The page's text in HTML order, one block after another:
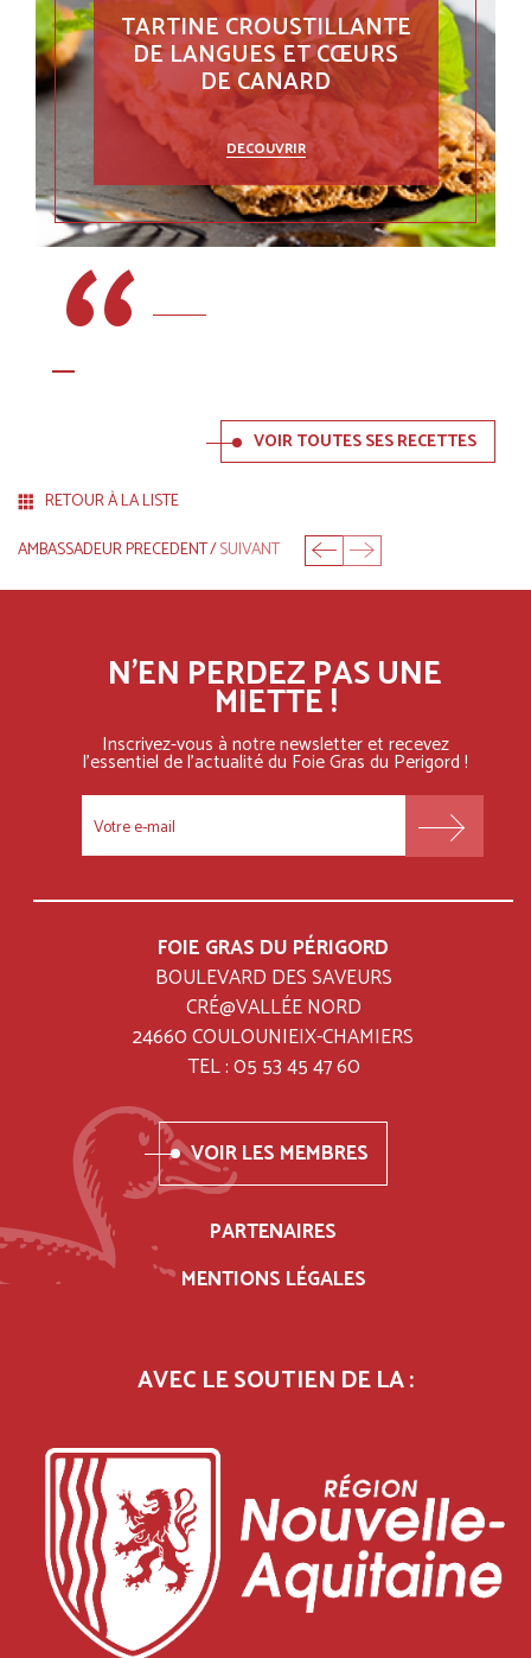
TARTINE CROUSTILLANTE
DE LANGUES ET CŒURS
DE CANARD
DECOUVRIR
VOIR TOUTES SES RECETTES
RETOUR À LA LISTE
AMBASSADEUR PRECEDENT/SUIVANT
FOIE GRAS DU PÉRIGORD
BOULEVARD DES SAVEURS
CRÉ@VALLÉE NORD
24660 COULOUNIEIX-CHAMIERS
TEL : 05 53 45 47 60
VOIR LES MEMBRES
PARTENAIRES
MENTIONS LÉGALES
N'EN PERDEZ PAS UNE
MIETTE !
Inscrivez-vous à notre newsletter et recevez
l'essentielde l'actualité du Foie Gras du Perigord !
FOOTER
MENU
AVEC LE SOUTIEN DE LA :